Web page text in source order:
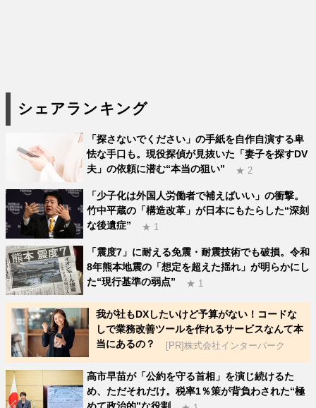
シェアランキング
「探さないでください」の手紙を自作自演する卑
怯な手口も。現役探偵が見抜いた「妻子を探すDV
夫」の依頼に潜む“本当の狙い”
★ 2
「少子化は外国人労働者で補えばいい」の衝撃。
竹中平蔵の「構造改革」が日本にもたらした“深刻
な後遺症”
★ 1
「震度7」に耐える免震・耐震技術でも破損。令和
8年熊本地震の「想定を超えた揺れ」が明らかにし
た“現行基準の弱点”
★ 1
我が社もDXしたいけど予算がない！コードな
しで業務改善ツールを作れるサービスなんて本
当にあるの？
[PR]株式会社インターパーク
高市早苗が「公約を守る首相」を演じ続けるた
め、ただそれだけ。税率1％策が背負わされた“極